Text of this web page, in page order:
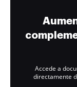
Accede a
directamente